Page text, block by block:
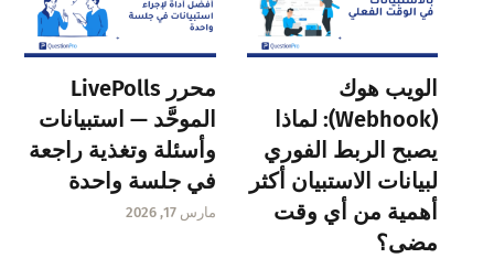
الويب هوك
(Webhook): لماذا
يصبح الربط الفوري
لبيانات الاستبيان أكثر
أهمية من أي وقت
مضى؟
محرر LivePolls
الموحَّد — استبيانات
وأسئلة وتغذية راجعة
في جلسة واحدة
مارس 17, 2026